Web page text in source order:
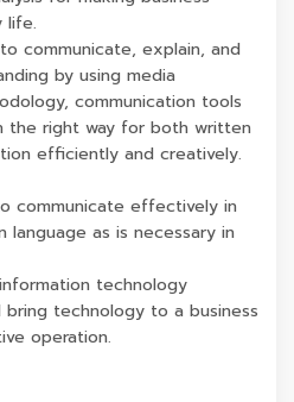
life.
communicate, explain, and
by using media
communication tools
the right way for both written
efficiently and creatively.
communicate effectively in
language as is necessary in
technology
technology to a business
operation.